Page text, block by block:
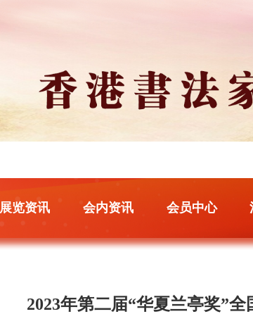
展览资讯 会内资讯 会员中心
2023年第二届“华夏兰亭奖”